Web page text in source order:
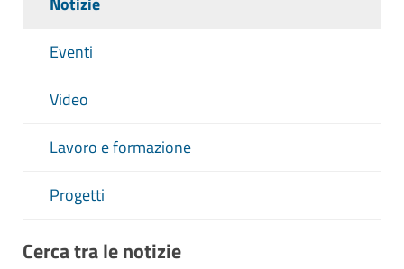
Eventi
Video
Lavoro e formazione
Progetti
Cerca tra le notizie